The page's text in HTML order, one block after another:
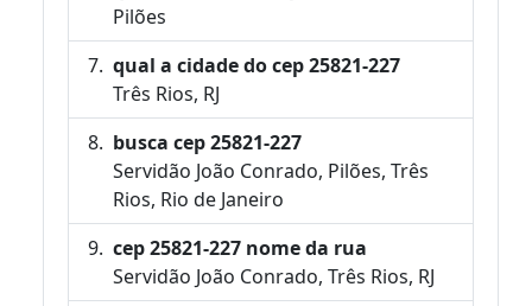
Pilões
qual a cidade do cep 25821-227
Três Rios, RJ
busca cep 25821-227
Servidão João Conrado, Pilões, Três
Rios, Rio de Janeiro
cep 25821-227 nome da rua
Servidão João Conrado, Três Rios, RJ